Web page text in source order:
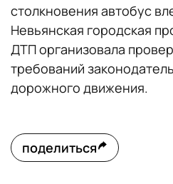
столкновения автобус
Невьянская городская
ДТП организовала
требований
дорожного движения.
поделиться